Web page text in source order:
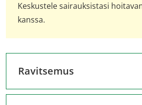
Keskustele sairauksistasi
kanssa.
Ravitsemus